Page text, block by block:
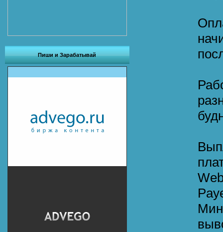
Пиши и Зарабатывай